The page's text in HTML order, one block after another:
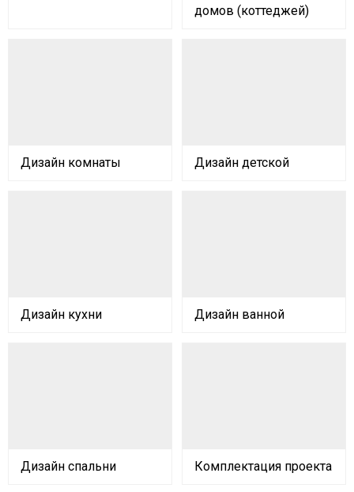
домов (коттеджей)
Дизайн комнаты Дизайн детской
Дизайн кухни Дизайн ванной
Дизайн спальни Комплектация проекта